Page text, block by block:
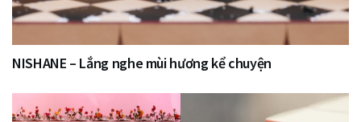
NISHANE – Lắng nghe mùi hương kể chuyện